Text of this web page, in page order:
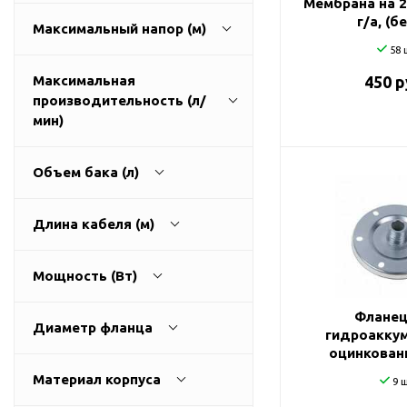
давления
насосы фланцевые
Циркуляционные
насосы (сухой ротор)
давления
насосы для ГВС
Насосы для фонтана и
Фонтанные насосы
Максимальный напор (м)
1
Максимальная
производительность (л/
мин)
Объем бака (л)
Длина кабеля (м)
Мощность (Вт)
Диаметр фланца
Материал корпуса
Мембрана на
г/а,
58
450
9